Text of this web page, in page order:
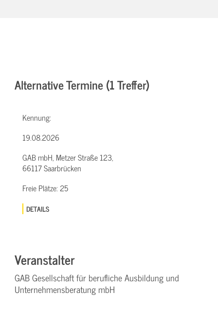
Alternative Termine (1 Treffer)
Kennung:
19.08.2026
GAB mbH, Metzer Straße 123,
66117 Saarbrücken
Freie Plätze:25
DETAILS
Veranstalter
GAB Gesellschaft für berufliche Ausbildung und
Unternehmensberatung mbH